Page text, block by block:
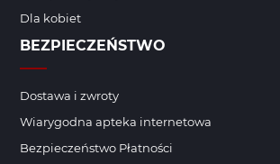
Dla kobiet
BEZPIECZEŃSTWO
Dostawa i zwroty
Wiarygodna apteka internetowa
Bezpieczeństwo Płatności